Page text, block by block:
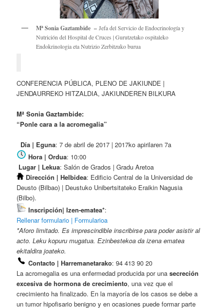
Mª Sonia Gaztambide –Jefa del Servicio de Endocrinología y
Nutrición del Hospital de Cruces | Gurutzetako ospitaleko
Endokrinologia eta Nutrizio Zerbitzuko burua
CONFERENCIA PÚBLICA, PLENO DE JAKIUNDE |
JENDAURREKO HITZALDIA, JAKIUNDEREN BILKURA
Mª Sonia Gaztambide:
“Ponle cara a la acromegalia”
Día | Eguna: 7 de abril de 2017 | 2017ko apirilaren 7a
Hora | Ordua: 10:00
Lugar | Lekua: Salón de Grados | Gradu Aretoa
Dirección | Helbidea: Edificio Central de la Universidad de
Deusto (Bilbao) | Deustuko Unibertsitateko Eraikin Nagusia
(Bilbo).
Inscripción| Izen-ematea*:
Rellenar formulario | Formularioa
*Aforo limitado. Es imprescindible inscribirse para poder asistir al
acto. Leku kopuru mugatua. Ezinbestekoa da izena ematea
ekitaldira joateko.
Contacto | Harremanetarako: 94 413 90 20
La acromegalia es una enfermedad producida por unasecreción
excesiva de hormona de crecimiento, una vez que el
crecimiento ha finalizado. En la mayoría de los casos se debe a
un tumor hipofisario benigno y en ocasiones puede formar parte